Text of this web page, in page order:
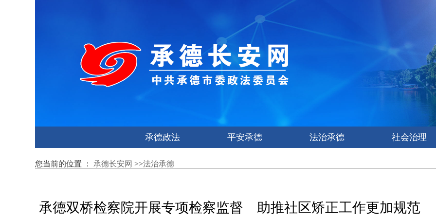
承德政法 平安承德 法治承德 社会治理
您当前的位置 ： 承德长安网 >>法治承德
承德双桥检察院开展专项检察监督 助推社区矫正工作更加规范